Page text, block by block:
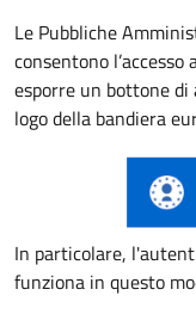
Le Pubbliche
consentono
esporre un bottone di
logo della bandiera
In particolare,
funziona in questo